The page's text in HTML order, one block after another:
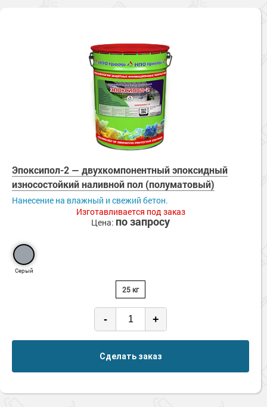
Эпоксипол-2 — двухкомпонентный эпоксидный
износостойкий наливной пол (полуматовый)
Нанесение на влажный и свежий бетон.
Изготавливается под заказ
Цена: по запросу
Серый
25 кг
- +
Сделать заказ